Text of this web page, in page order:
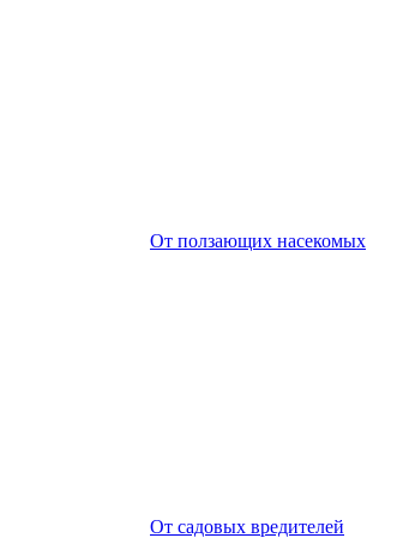
От ползающих насекомых
От садовых вредителей